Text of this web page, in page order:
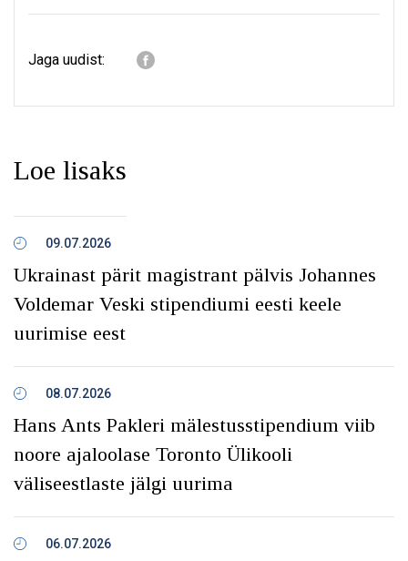
Jaga uudist:
Loe lisaks
09.07.2026
Ukrainast pärit magistrant pälvis Johannes
Voldemar Veski stipendiumi eesti keele
uurimise eest
08.07.2026
Hans Ants Pakleri mälestusstipendium viib
noore ajaloolase Toronto Ülikooli
väliseestlaste jälgi uurima
06.07.2026